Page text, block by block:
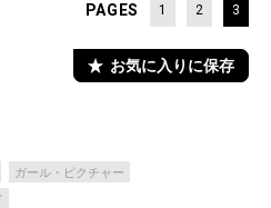
PAGES 1 2 3
お気に入りに保存
ガール・ピクチャー